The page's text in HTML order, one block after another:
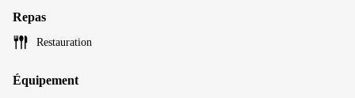
Repas
Restauration
Équipement